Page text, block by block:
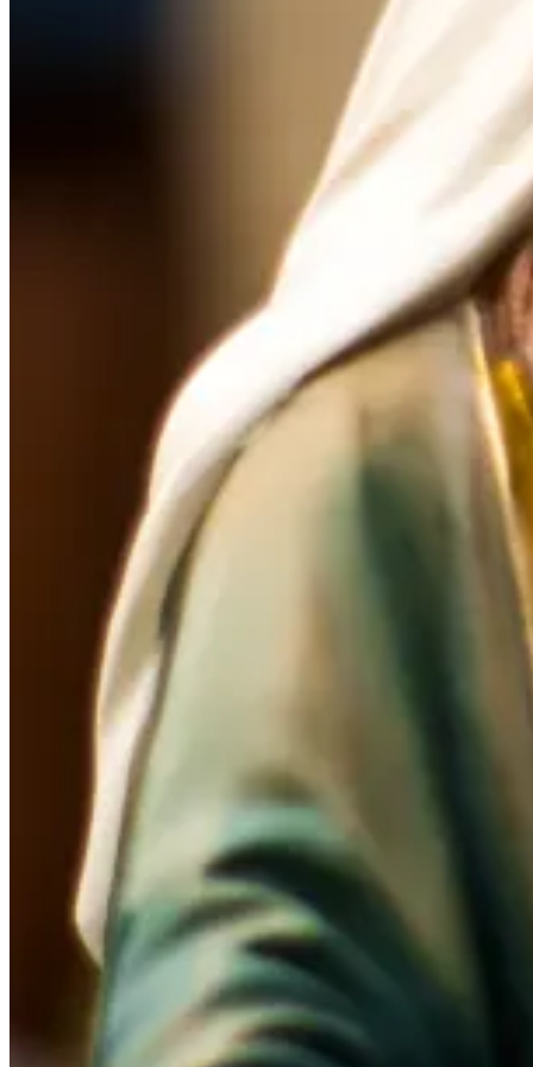
Honrar a tu padre y a tu
Nuevos santos mexicanos:
Vida y obra de los 25
mártires cristeros
El “mundo herido” que la
Iglesia afronta hoy
El “mundo herido” que la
Iglesia afronta hoy
Defender la vida va más
allá del no nacido:
sacerdote.